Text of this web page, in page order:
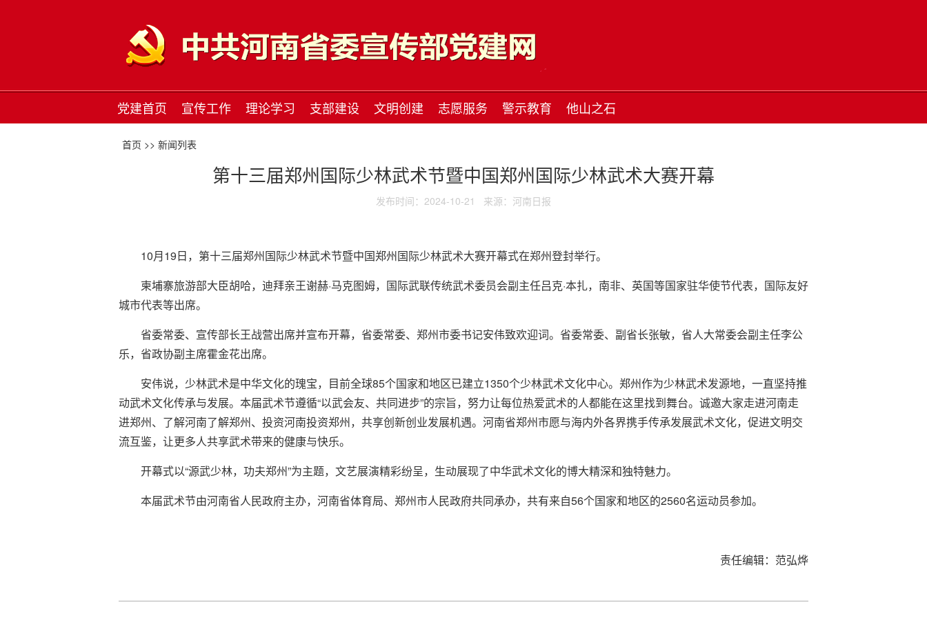
党建首页 宣传工作 理论学习 支部建设 文明创建 志愿服务 警示教育 他山之石
首页 >> 新闻列表
第十三届郑州国际少林武术节暨中国郑州国际少林武术大赛开幕
发布时间：2024-10-21 来源：河南日报
10月19日，第十三届郑州国际少林武术节暨中国郑州国际少林武术大赛开幕式在郑州登封举行。
柬埔寨旅游部大臣胡哈，迪拜亲王谢赫·马克图姆，国际武联传统武术委员会副主任吕克·本扎，南非、英国等国家驻华使节代表，国际友好
城市代表等出席。
省委常委、宣传部长王战营出席并宣布开幕，省委常委、郑州市委书记安伟致欢迎词。省委常委、副省长张敏，省人大常委会副主任李公
乐，省政协副主席霍金花出席。
安伟说，少林武术是中华文化的瑰宝，目前全球85个国家和地区已建立1350个少林武术文化中心。郑州作为少林武术发源地，一直坚持推
动武术文化传承与发展。本届武术节遵循“以武会友、共同进步”的宗旨，努力让每位热爱武术的人都能在这里找到舞台。诚邀大家走进河南走
进郑州、了解河南了解郑州、投资河南投资郑州，共享创新创业发展机遇。河南省郑州市愿与海内外各界携手传承发展武术文化，促进文明交
流互鉴，让更多人共享武术带来的健康与快乐。
开幕式以“源武少林，功夫郑州”为主题，文艺展演精彩纷呈，生动展现了中华武术文化的博大精深和独特魅力。
本届武术节由河南省人民政府主办，河南省体育局、郑州市人民政府共同承办，共有来自56个国家和地区的2560名运动员参加。
责任编辑：范弘烨